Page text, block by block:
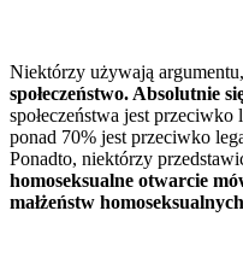
Niektórzy używają
społeczeństwo. Absolutnie
społeczeństwa jest
ponad 70% jest przeciwko
Ponadto, niektórzy
homoseksualne otwarcie
małżeństw